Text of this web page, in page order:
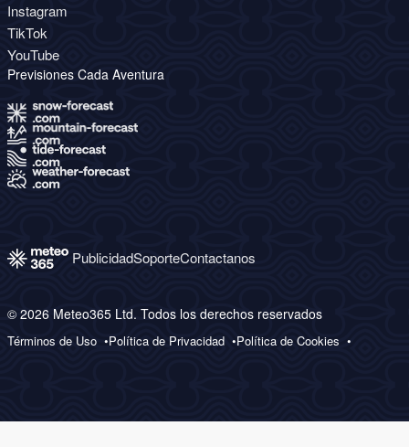
Instagram
TikTok
YouTube
Previsiones Cada Aventura
PublicidadSoporteContactanos
© 2026 Meteo365 Ltd. Todos los derechos reservados
Términos de Uso Política de Privacidad Política de Cookies